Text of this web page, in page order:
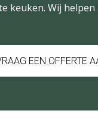
keuken. Wij
EEN OFFERTE